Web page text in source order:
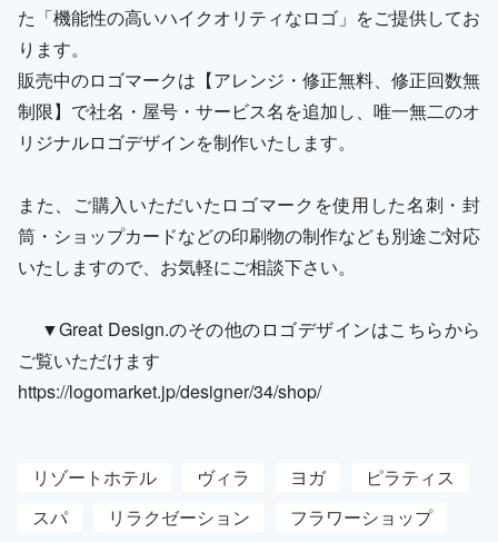
た「機能性の高いハイクオリティなロゴ」をご提供してお
ります。
販売中のロゴマークは【アレンジ・修正無料、修正回数無
制限】で社名・屋号・サービス名を追加し、唯一無二のオ
リジナルロゴデザインを制作いたします。
また、ご購入いただいたロゴマークを使用した名刺・封
筒・ショップカードなどの印刷物の制作なども別途ご対応
いたしますので、お気軽にご相談下さい。
▼Great Design.のその他のロゴデザインはこちらから
ご覧いただけます
https://logomarket.jp/designer/34/shop/
リゾートホテル ヴィラ ヨガ
ピラティス
スパ
リラクゼーション
フラワーショップ